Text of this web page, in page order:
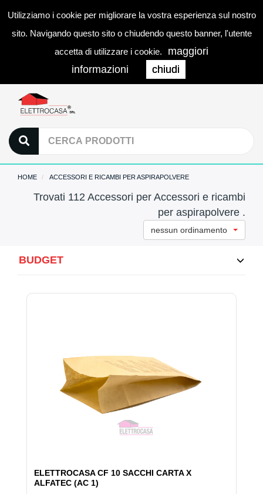
Utilizziamo i cookie per migliorare la vostra esperienza sul nostro
sito. Navigando questo sito o chiudendo questo banner, l'utente
accetta di utilizzare i cookie.
maggiori
informazioni
chiudi
0
HOME ACCESSORI E RICAMBI PER ASPIRAPOLVERE
Trovati 112 Accessori per Accessori e ricambi
per aspirapolvere .
nessun ordinamento
BUDGET
ELETTROCASA CF 10 SACCHI CARTA X
ALFATEC (AC 1)